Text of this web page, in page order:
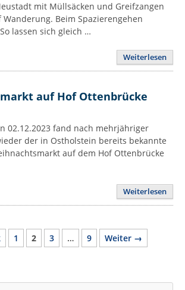
mit Müllsäcken und Greifzangen
Beim Spazierengehen
lassen sich gleich …
Weiterlesen
auf Hof Ottenbrücke
02.12.2023 fand nach mehrjähriger
der in Ostholstein bereits bekannte
auf dem Hof Ottenbrücke
Weiterlesen
Seite
1 Seite
2 Seite
3 … Seite
9 Weiter →